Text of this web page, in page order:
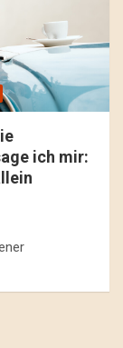
ich mir: